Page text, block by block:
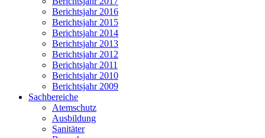
Berichtsjahr 2016
Berichtsjahr 2015
Berichtsjahr 2014
Berichtsjahr 2013
Berichtsjahr 2012
Berichtsjahr 2011
Berichtsjahr 2010
Berichtsjahr 2009
Sachbereiche
Atemschutz
Ausbildung
Sanitäter